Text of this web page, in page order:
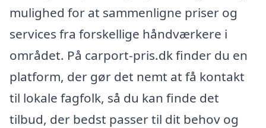
mulighed for at sammenligne priser og
services fra forskellige håndværkere i
området. På carport-pris.dk finder du en
platform, der gør det nemt at få kontakt
til lokale fagfolk, så du kan finde det
tilbud, der bedst passer til dit behov og